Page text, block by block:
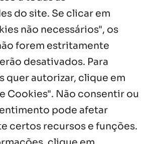
do site. Se clicar em
não necessários", os
forem estritamente
desativados. Para
quer autorizar, clique em
Cookies". Não consentir ou
pode afetar
certos recursos e funções.
celebram perseverança e
em encontro
Categoria